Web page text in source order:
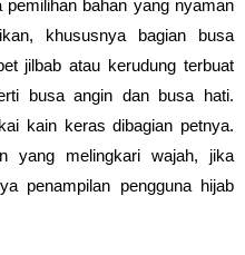
bahan yang nyaman
khususnya bagian busa
jilbab atau kerudung terbuat
busa angin dan busa hati.
kain keras dibagian petnya.
yang melingkari wajah, jika
penampilan pengguna hijab